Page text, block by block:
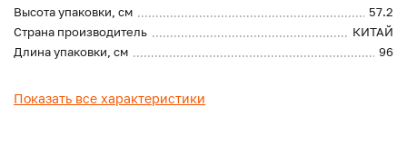
Высота упаковки, см
57.2
Страна производитель
КИТАЙ
Длина упаковки, см
96
Показать все характеристики